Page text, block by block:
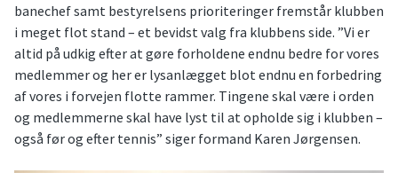
banechef samt bestyrelsens prioriteringer fremstår klubben
i meget flot stand – et bevidst valg fra klubbens side. ”Vi er
altid på udkig efter at gøre forholdene endnu bedre for vores
medlemmer og her er lysanlægget blot endnu en forbedring
af vores i forvejen flotte rammer. Tingene skal være i orden
og medlemmerne skal have lyst til at opholde sig i klubben –
også før og efter tennis” siger formand Karen Jørgensen.